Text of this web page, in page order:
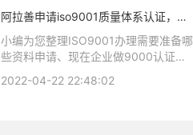
ISO9001认证需要多少钱相关iso体系
认证知识，详情可查看下方正文！
阿拉善申请iso9001质量体系认证，
iso9001质量认证办理
小编为您整理ISO9001办理需要准备哪
些资料申请、现在企业做9000认证大
书多久年检、哪里可以进行ISO9001质
2022-04-22 22:48:02